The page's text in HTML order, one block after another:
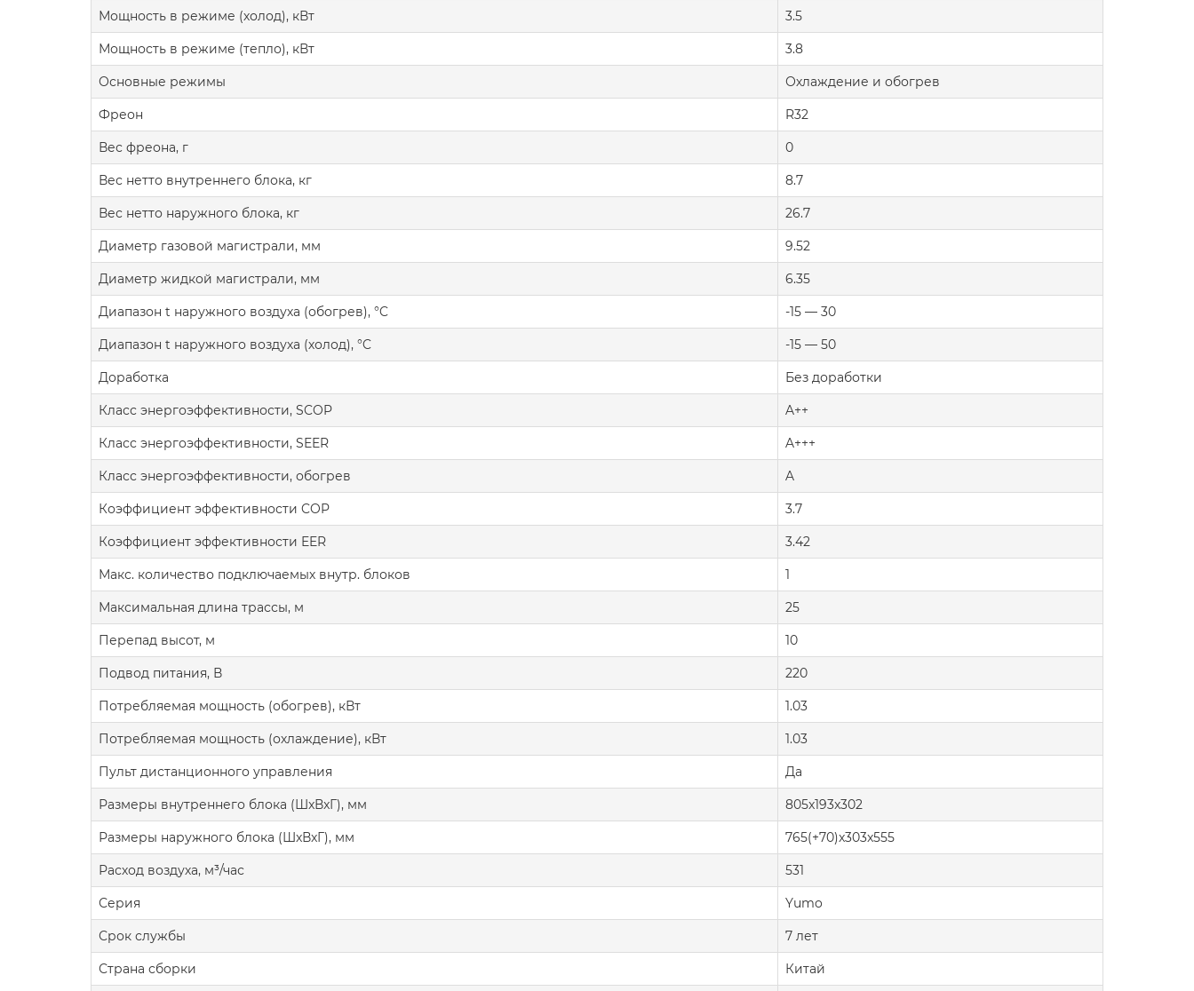
Мощность в режиме (холод), кВт 3.5
Мощность в режиме (тепло), кВт 3.8
Основные режимы Охлаждение и обогрев
Фреон R32
Вес фреона, г 0
Вес нетто внутреннего блока, кг 8.7
Вес нетто наружного блока, кг 26.7
Диаметр газовой магистрали, мм 9.52
Диаметр жидкой магистрали, мм 6.35
Диапазон t наружного воздуха (обогрев), °C -15 — 30
Диапазон t наружного воздуха (холод), °C -15 — 50
Доработка Без доработки
Класс энергоэффективности, SCOP A++
Класс энергоэффективности, SEER A+++
Класс энергоэффективности, обогрев A
Коэффициент эффективности COP 3.7
Коэффициент эффективности EER 3.42
Макс. количество подключаемых внутр. блоков 1
Максимальная длина трассы, м 25
Перепад высот, м 10
Подвод питания, В 220
Потребляемая мощность (обогрев), кВт 1.03
Потребляемая мощность (охлаждение), кВт 1.03
Пульт дистанционного управления Да
Размеры внутреннего блока (ШxВxГ), мм 805x193x302
Размеры наружного блока (ШxВxГ), мм 765(+70)x303x555
Расход воздуха, м³/час 531
Серия Yumo
Срок службы 7 лет
Страна сборки Китай